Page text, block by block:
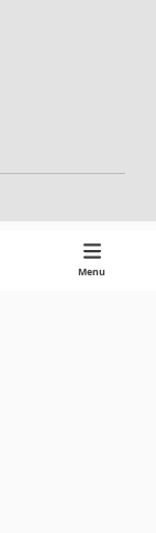
Menu